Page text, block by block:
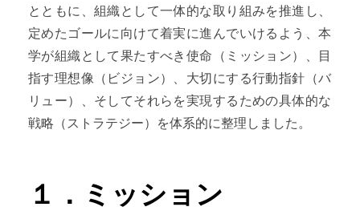
とともに、組織として一体的な取り組みを推進し、
定めたゴールに向けて着実に進んでいけるよう、本
学が組織として果たすべき使命（ミッション）、目
指す理想像（ビジョン）、大切にする行動指針（バ
リュー）、そしてそれらを実現するための具体的な
戦略（ストラテジー）を体系的に整理しました。
１．ミッション